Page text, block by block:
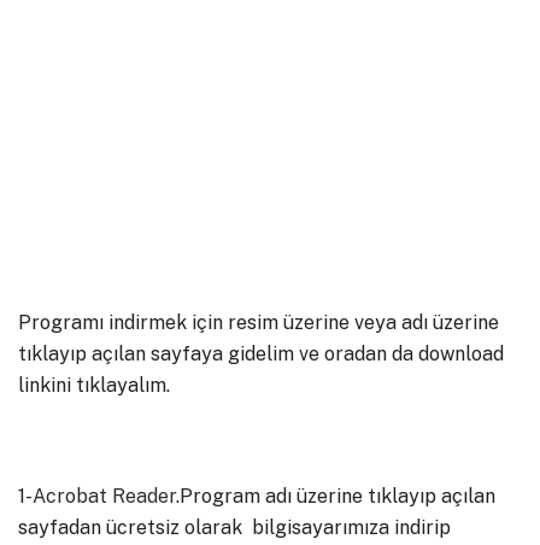
Programı indirmek için resim üzerine veya adı üzerine
tıklayıp açılan sayfaya gidelim ve oradan da download
linkini tıklayalım.
1-Acrobat Reader.Program adı üzerine tıklayıp açılan
sayfadan ücretsiz olarak bilgisayarımıza indirip